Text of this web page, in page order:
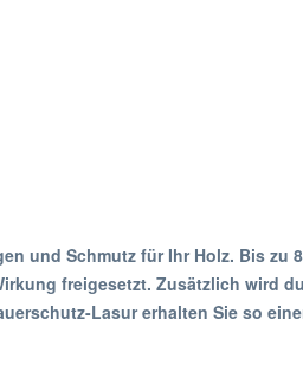
und Schmutz für Ihr Holz. Bis zu
freigesetzt. Zusätzlich wird
Lasur erhalten Sie so